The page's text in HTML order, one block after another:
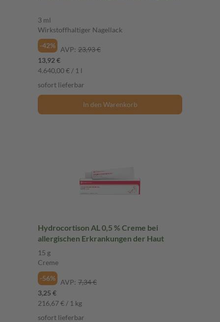
3 ml
Wirkstoffhaltiger Nagellack
-42%
AVP: 23,93 €
13,92 €
4.640,00 € / 1 l
sofort lieferbar
In den Warenkorb
Hydrocortison AL 0,5 % Creme bei
allergischen Erkrankungen der Haut
15 g
Creme
-56%
AVP: 7,34 €
3,25 €
216,67 € / 1 kg
sofort lieferbar